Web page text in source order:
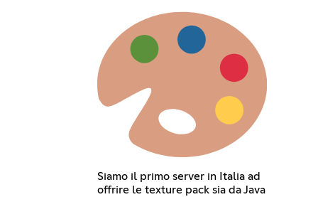
Siamo il primo server in Italia ad
offrire le texture pack sia da Java